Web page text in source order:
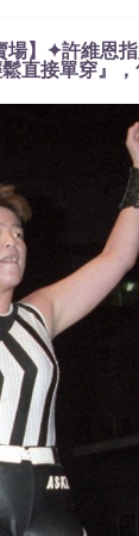
場】✦許維恩
直接單穿』